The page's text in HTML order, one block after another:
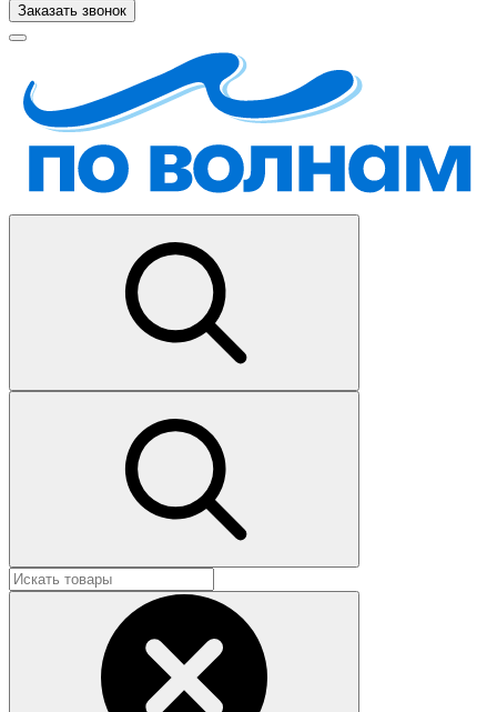
Заказать звонок